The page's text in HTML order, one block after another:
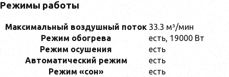
Режимы работы
Максимальный воздушный поток 33.3 м³/мин
Режим обогрева
есть, 19000 Вт
Режим осушения
есть
Автоматический режим
есть
Режим «сон»
есть